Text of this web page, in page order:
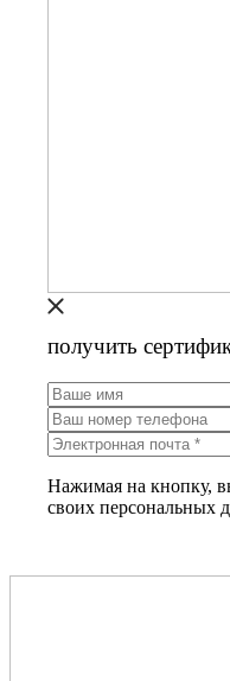
получить
Нажимая на кнопку,
своих персональных